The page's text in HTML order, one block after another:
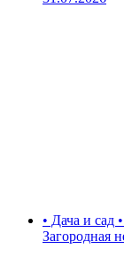
• Дача и сад
Загородная